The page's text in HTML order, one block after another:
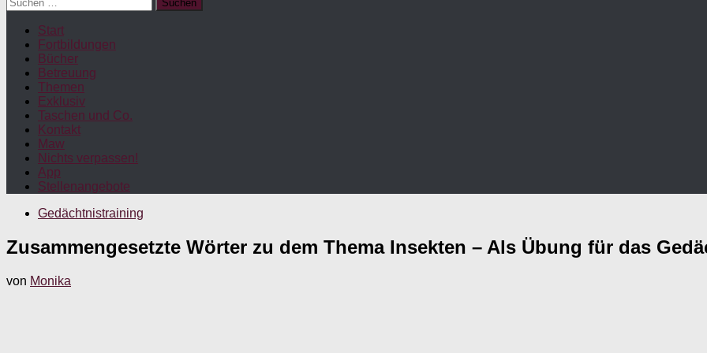
nach:
Start
Fortbildungen
Bücher
Betreuung
Themen
Exklusiv
Taschen und Co.
Kontakt
Maw
Nichts verpassen!
App
Stellenangebote
Gedächtnistraining
Zusammengesetzte Wörter zu dem Thema Insekten – Als Übung für das
von Monika